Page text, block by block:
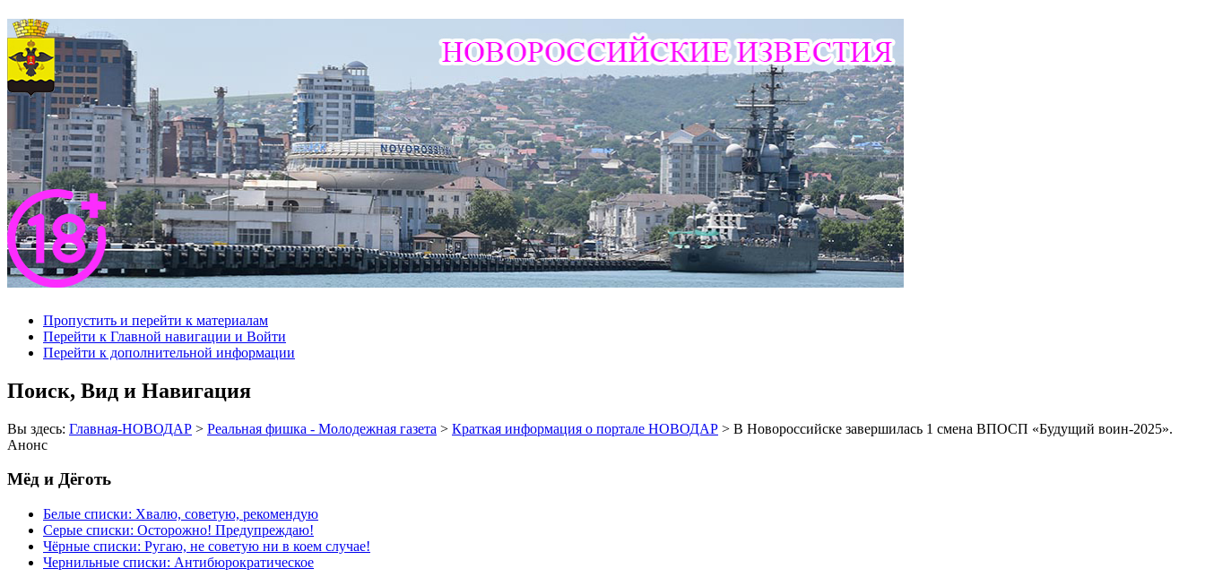
Пропустить и перейти к материалам
Перейти к Главной навигации и Войти
Перейти к дополнительной информации
Поиск, Вид и Навигация
Вы здесь: Главная-НОВОДАР > Реальная фишка - Молодежная газета > Краткая информация о портале НОВОДАР > В Новороссийске завершилась 1 смена ВПОСП «Будущий воин-2025».
Анонс
Мёд и Дёготь
Белые списки: Хвалю, советую, рекомендую
Серые списки: Осторожно! Предупреждаю!
Чёрные списки: Ругаю, не советую ни в коем случае!
Чернильные списки: Антибюрократическое